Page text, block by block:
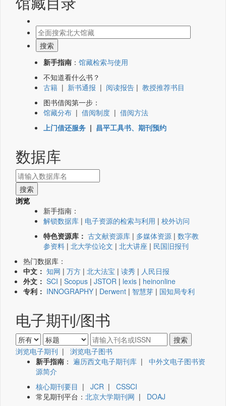
新手指南 ： 馆藏检索与使用
不知道看什么书？
古籍 | 新书通报 | 阅读报告 | 教授推荐书目
图书借阅第一步：
馆藏分布 | 借阅制度 | 借阅方法
上门借还服务 | 昌平工具书、期刊预约
数据库
浏览
新手指南：
解锁数据库 | 电子资源的检索与利用 | 校外访问
特色资源库： 古文献资源库 | 多媒体资源 | 数字教
参资料 | 北大学位论文 | 北大讲座 | 民国旧报刊
热门数据库：
中文： 知网 | 万方 | 北大法宝 | 读秀 | 人民日报
外文： SCI | Scopus | JSTOR | lexis | heinonline
专利： INNOGRAPHY | Derwent | 智慧芽 | 国知局专利
电子期刊/图书
浏览电子期刊 | 浏览电子图书
新手指南 ： 遍历西文电子期刊库 | 中外文电子图书资
源简介
核心期刊要目 | JCR | CSSCI
常见期刊平台： 北京大学期刊网 | DOAJ